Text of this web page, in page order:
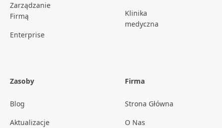
Zarządzanie
Firmą
Enterprise
Klinika
medyczna
Zasoby
Blog
Aktualizacje
Firma
Strona Główna
O Nas